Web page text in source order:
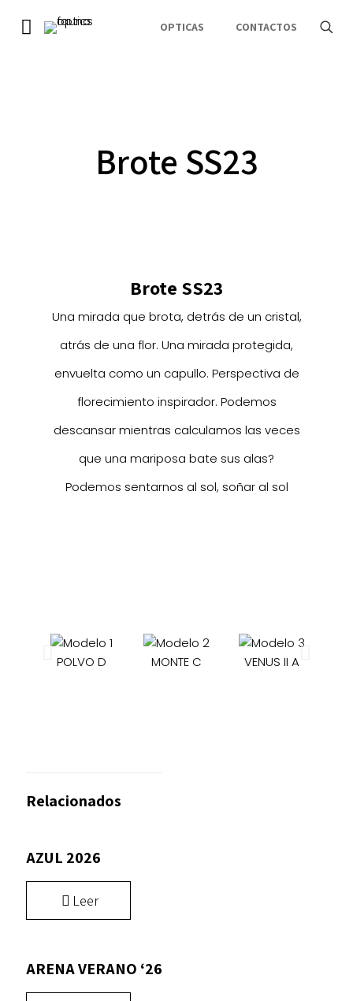
OPTICAS CONTACTOS
Brote SS23
Brote SS23
Una mirada que brota, detrás de un cristal,
atrás de una flor. Una mirada protegida,
envuelta como un capullo. Perspectiva de
florecimiento inspirador. Podemos
descansar mientras calculamos las veces
que una mariposa bate sus alas?
Podemos sentarnos al sol, soñar al sol
POLVO D MONTE C VENUS II A
Relacionados
AZUL 2026
Leer
ARENA VERANO ‘26